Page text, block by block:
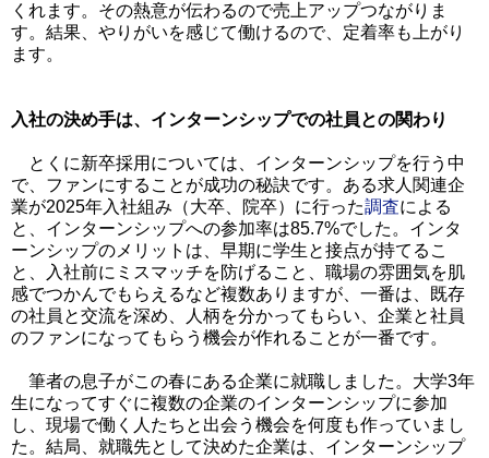
くれます。その熱意が伝わるので売上アップつながりま
す。結果、やりがいを感じて働けるので、定着率も上がり
ます。
入社の決め手は、インターンシップでの社員との関わり
とくに新卒採用については、インターンシップを行う中
で、ファンにすることが成功の秘訣です。ある求人関連企
業が2025年入社組み（大卒、院卒）に行った調査による
と、インターンシップへの参加率は85.7%でした。インタ
ーンシップのメリットは、早期に学生と接点が持てるこ
と、入社前にミスマッチを防げること、職場の雰囲気を肌
感でつかんでもらえるなど複数ありますが、一番は、既存
の社員と交流を深め、人柄を分かってもらい、企業と社員
のファンになってもらう機会が作れることが一番です。
筆者の息子がこの春にある企業に就職しました。大学3年
生になってすぐに複数の企業のインターンシップに参加
し、現場で働く人たちと出会う機会を何度も作っていまし
た。結局、就職先として決めた企業は、インターンシップ